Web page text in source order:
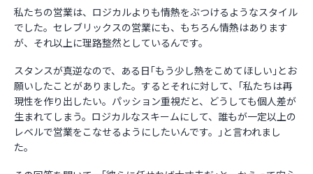
私たちの営業は、ロジカルよりも情熱をぶつけるようなスタイル
でした。セレブリックスの営業にも、もちろん情熱はあります
が、それ以上に理路整然としているんです。
スタンスが真逆なので、ある日｢もう少し熱をこめてほしい｣とお
願いしたことがありました。するとそれに対して、｢私たちは再
現性を作り出したい。パッション重視だと、どうしても個人差が
生まれてしまう。ロジカルなスキームにして、誰もが一定以上の
レベルで営業をこなせるようにしたいんです。｣と言われまし
た。